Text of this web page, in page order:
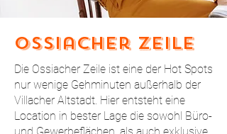
Ossiacher Zeile
Die Ossiacher Zeile ist eine der Hot Spots
nur wenige Gehminuten außerhalb der
Villacher Altstadt. Hier entsteht eine
Location in bester Lage die sowohl Büro-